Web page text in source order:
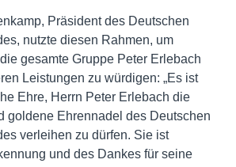
Präsident des Deutschen
nutzte diesen Rahmen, um
gesamte Gruppe Peter Erlebach
Leistungen zu würdigen: „Es ist
Ehre, Herrn Peter Erlebach die
goldene Ehrennadel des Deutschen
verleihen zu dürfen. Sie ist
und des Dankes für seine